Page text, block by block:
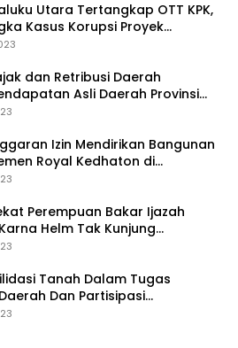
Utara Tertangkap OTT KPK,
Kasus Korupsi Proyek
dan Jasa
dan Retribusi Daerah
Asli Daerah Provinsi
Izin Mendirikan Bangunan
Royal Kedhaton di
Perempuan Bakar Ijazah
Helm Tak Kunjung
Tanah Dalam Tugas
Dan Partisipasi